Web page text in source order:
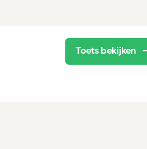
Toets bekijken